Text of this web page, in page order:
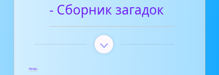
- Сборник загадок
Мифы